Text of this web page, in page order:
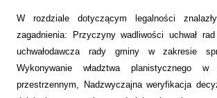
W rozdziale dotyczącym legalności
zagadnienia: Przyczyny wadliwości uchwał
uchwałodawcza rady gminy w zakresie
Wykonywanie władztwa planistycznego w
przestrzennym, Nadzwyczajna weryfikacja